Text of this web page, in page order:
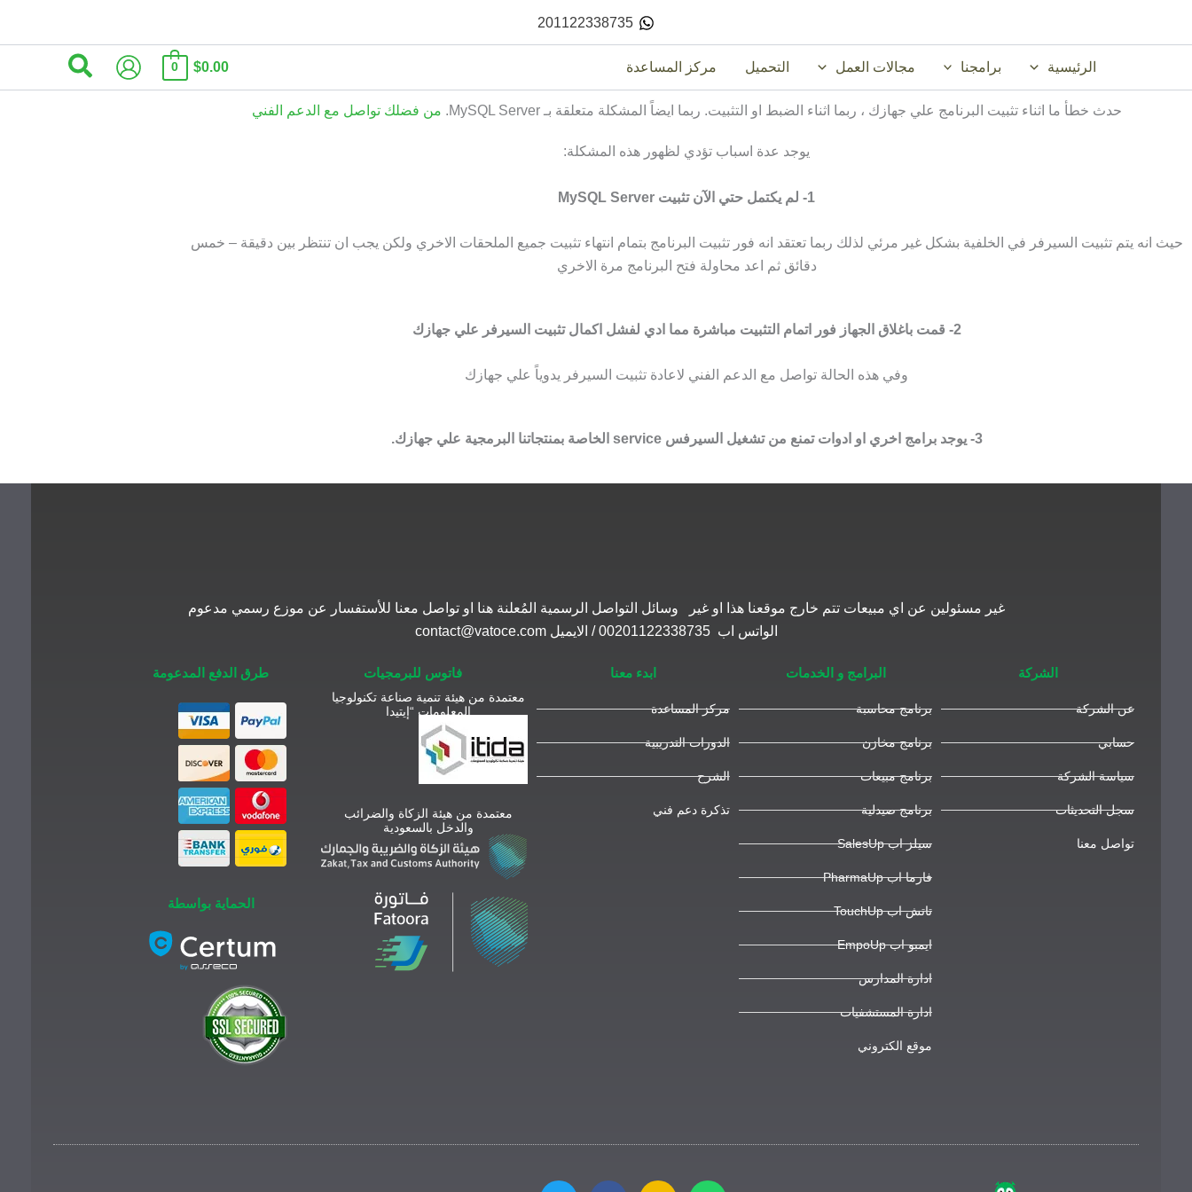
201122338735
الرئيسية برامجنا مجالات العمل التحميل مركز المساعدة $0.00
0 البحث
حدث خطأ ما اثناء تثبيت البرنامج علي جهازك ، ربما اثناء الضبط او التثبيت. ربما ايضاً المشكلة متعلقة بـ MySQL Server. من فضلك تواصل مع الدعم الفني
يوجد عدة اسباب تؤدي لظهور هذه المشكلة:
1- لم يكتمل حتي الآن تثبيت MySQL Server
حيث انه يتم تثبيت السيرفر في الخلفية بشكل غير مرئي لذلك ربما تعتقد انه فور تثبيت البرنامج بتمام انتهاء تثبيت جميع الملحقات الاخري ولكن يجب ان تنتظر بين دقيقة – خمس
دقائق ثم اعد محاولة فتح البرنامج مرة الاخري
2- قمت باغلاق الجهاز فور اتمام التثبيت مباشرة مما ادي لفشل اكمال تثبيت السيرفر علي جهازك
وفي هذه الحالة تواصل مع الدعم الفني لاعادة تثبيت السيرفر يدوياً علي جهازك
3- يوجد برامج اخري او ادوات تمنع من تشغيل السيرفس service الخاصة بمنتجاتنا البرمجية علي جهازك.
غير مسئولين عن اي مبيعات تتم خارج موقعنا هذا او غير وسائل التواصل الرسمية المُعلنة هنا او تواصل معنا للأستفسار عن موزع رسمي مدعوم
الواتس اب 00201122338735 / الايميل contact@vatoce.com
الشركة
عن الشركة
حسابي
سياسة الشركة
سجل التحديثات
تواصل معنا
البرامج و الخدمات
برنامج محاسبة
برنامج مخازن
برنامج مبيعات
برنامج صيدلية
سيلز اب SalesUp
فارما اب PharmaUp
تاتش اب TouchUp
ايمبو اب EmpoUp
ادارة المدارس
ادارة المستشفيات
موقع الكتروني
ابدء معنا
مركز المساعدة
الدورات التدريبية
الشرح
تذكرة دعم فني
فاتوس للبرمجيات
معتمدة من هيئة تنمية صناعة تكنولوجيا
المعلومات “إيتيدا
معتمدة من هيئة الزكاة والضرائب
والدخل بالسعودية
طرق الدفع المدعومة
الحماية بواسطة
W
E
F
T